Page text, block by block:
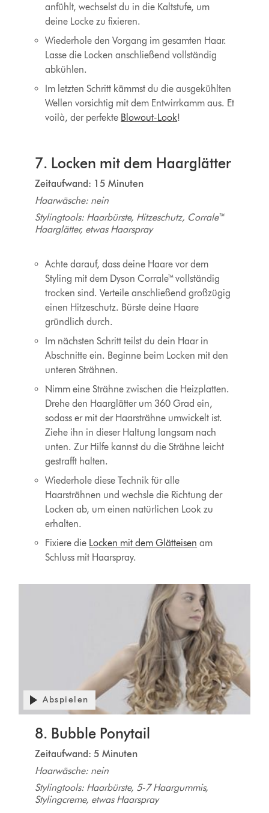
anfühlt, wechselst du in die Kaltstufe, um
deine Locke zu fixieren.
Wiederhole den Vorgang im gesamten Haar.
Lasse die Locken anschließend vollständig
abkühlen.
Im letzten Schritt kämmst du die ausgekühlten
Wellen vorsichtig mit dem Entwirrkamm aus. Et
voilà, der perfekte Blowout-Look!
7. Locken mit dem Haarglätter
Zeitaufwand: 15 Minuten
Haarwäsche: nein
Stylingtools: Haarbürste, Hitzeschutz, Corrale™
Haarglätter, etwas Haarspray
Achte darauf, dass deine Haare vor dem
Styling mit dem Dyson Corrale™ vollständig
trocken sind. Verteile anschließend großzügig
einen Hitzeschutz. Bürste deine Haare
gründlich durch.
Im nächsten Schritt teilst du dein Haar in
Abschnitte ein. Beginne beim Locken mit den
unteren Strähnen.
Nimm eine Strähne zwischen die Heizplatten.
Drehe den Haarglätter um 360 Grad ein,
sodass er mit der Haarsträhne umwickelt ist.
Ziehe ihn in dieser Haltung langsam nach
unten. Zur Hilfe kannst du die Strähne leicht
gestrafft halten.
Wiederhole diese Technik für alle
Haarsträhnen und wechsle die Richtung der
Locken ab, um einen natürlichen Look zu
erhalten.
Fixiere die Locken mit dem Glätteisen am
Schluss mit Haarspray.
Abspielen
8. Bubble Ponytail
Zeitaufwand: 5 Minuten
Haarwäsche: nein
Stylingtools: Haarbürste, 5-7 Haargummis,
Stylingcreme, etwas Haarspray